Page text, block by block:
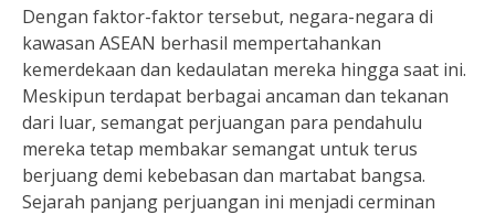
Dengan faktor-faktor tersebut, negara-negara di
kawasan ASEAN berhasil mempertahankan
kemerdekaan dan kedaulatan mereka hingga saat ini.
Meskipun terdapat berbagai ancaman dan tekanan
dari luar, semangat perjuangan para pendahulu
mereka tetap membakar semangat untuk terus
berjuang demi kebebasan dan martabat bangsa.
Sejarah panjang perjuangan ini menjadi cerminan